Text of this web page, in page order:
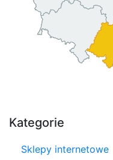
Kategorie
Sklepy internetowe